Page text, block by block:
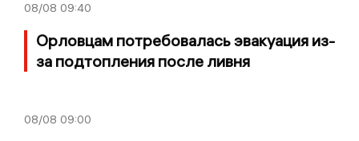
08/08 09:40
Орловцам потребовалась эвакуация из-
за подтопления после ливня
08/08 09:00